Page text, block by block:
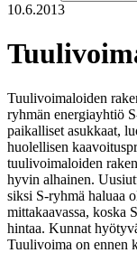
10.6.2013
Tuulivoimaloiden
ryhmän energiayhtiö
paikalliset asukkaat,
huolellisen
tuulivoimaloiden
hyvin alhainen.
siksi S-ryhmä haluaa
mittakaavassa, koska
hintaa. Kunnat
Tuulivoima on ennen